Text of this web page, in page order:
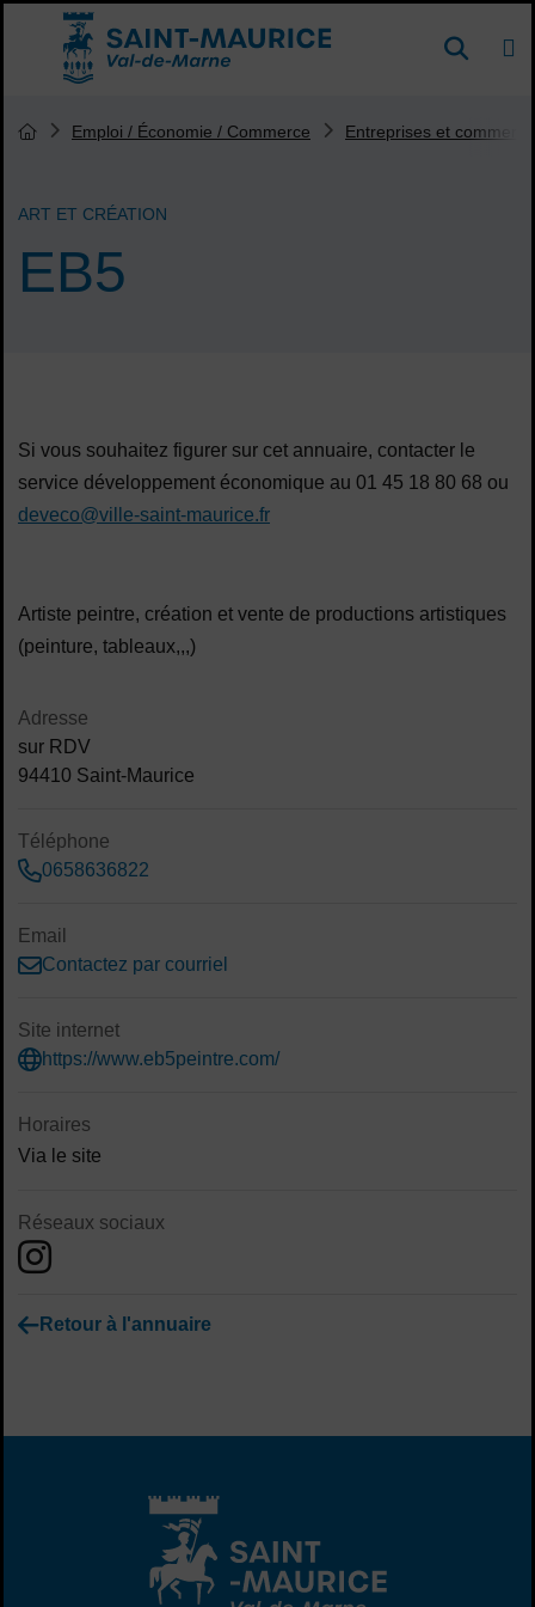
Menu de raccourcis
Accueil ville de Saint-Maurice DE
EB5
ART ET CRÉATION
Vous êtes ici :
Page d'accueil du site
Emploi / Économie / Commerce Entreprises et
Si vous souhaitez figurer sur cet annuaire, contacter le
service développement économique au 01 45 18 80 68 ou
deveco@ville-saint-maurice.fr
Contenu de la fiche d'annuaire
Artiste peintre, création et vente de productions artistiques
(peinture, tableaux,,,)
Adresse
sur RDV
94410 Saint-Maurice
Téléphone
0658636822
Email
Contactez par courriel
Site internet
https://www.eb5peintre.com/
Horaires
Via le site
Réseaux sociaux
Retour à l'annuaire